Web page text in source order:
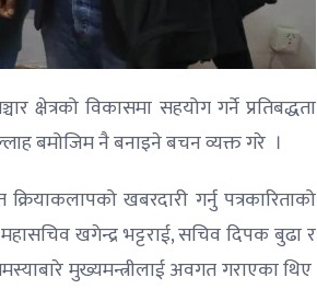
क्षेत्रको विकासमा सहयोग गर्ने प्रतिबद्धता
बमोजिम नै बनाइने बचन व्यक्त गरे ।
खबरदारी गर्नु पत्रकारिताको
खगेन्द्र भट्टराई, सचिव दिपक बुढा र
मुख्यमन्त्रीलाई अवगत गराएका थिए